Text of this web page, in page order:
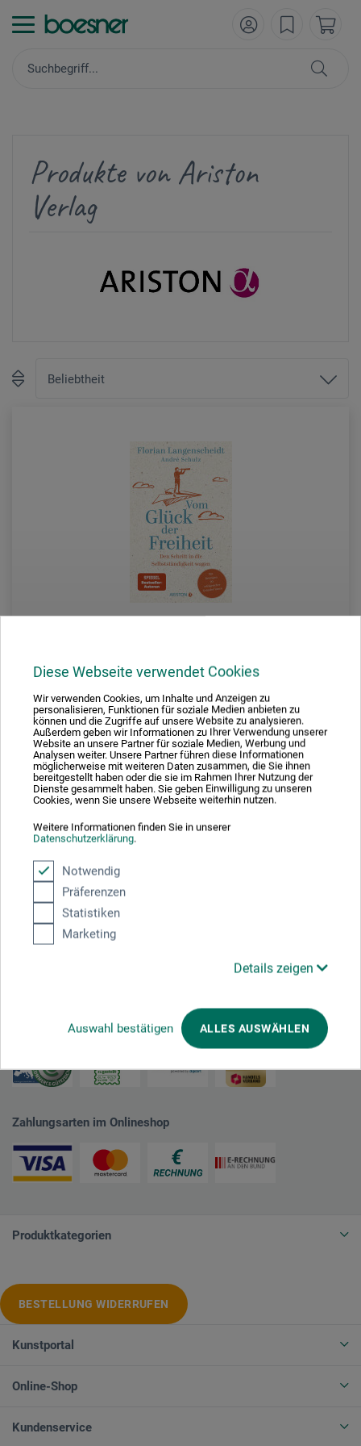
Diese Webseite verwendet Cookies
Wir verwenden Cookies, um Inhalte und Anzeigen zu
personalisieren, Funktionen für soziale Medien anbieten zu
können und die Zugriffe auf unsere Website zu analysieren.
Außerdem geben wir Informationen zu Ihrer Verwendung unserer
Website an unsere Partner für soziale Medien, Werbung und
Analysen weiter. Unsere Partner führen diese Informationen
möglicherweise mit weiteren Daten zusammen, die Sie ihnen
bereitgestellt haben oder die sie im Rahmen Ihrer Nutzung der
Dienste gesammelt haben. Sie geben Einwilligung zu unseren
Cookies, wenn Sie unsere Webseite weiterhin nutzen.
Weitere Informationen finden Sie in unserer
Datenschutzerklärung.
Notwendig
Präferenzen
Statistiken
Marketing
Details zeigen
Auswahl bestätigen ALLES AUSWÄHLEN
Produkte von Ariston
Verlag
Ariston Verlag
Vom Glück der Freiheit
20,60 EUR
zzgl. Versandkosten
Ausgezeichnet sicher
Zahlungsarten im Onlineshop
Produktkategorien
BESTELLUNG WIDERRUFEN
Kunstportal
Online-Shop
Kundenservice